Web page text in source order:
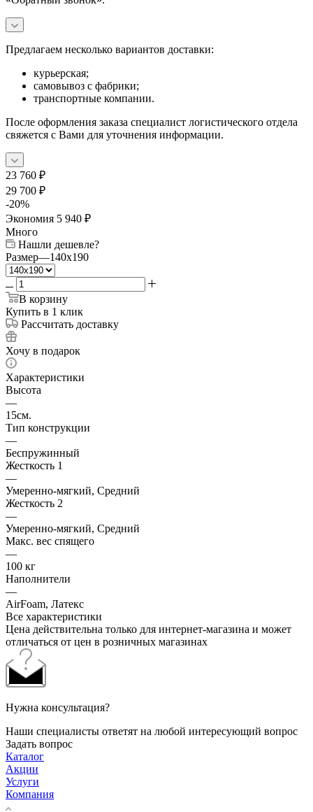
Предлагаем несколько вариантов доставки:
курьерская;
самовывоз с фабрики;
транспортные компании.
После оформления заказа специалист логистического отдела
свяжется с Вами для уточнения информации.
23 760 ₽
29 700 ₽
-20%
Экономия 5 940 ₽
Много
Нашли дешевле?
Размер—140x190
В корзину
Купить в 1 клик
Рассчитать доставку
Хочу в подарок
Характеристики
Высота
—
15см.
Тип конструкции
—
Беспружинный
Жесткость 1
—
Умеренно-мягкий, Средний
Жесткость 2
—
Умеренно-мягкий, Средний
Макс. вес спящего
—
100 кг
Наполнители
—
AirFoam, Латекс
Все характеристики
Цена действительна только для интернет-магазина и может
отличаться от цен в розничных магазинах
Нужна консультация?
Наши специалисты ответят на любой интересующий вопрос
Задать вопрос
Каталог
Акции
Услуги
Компания